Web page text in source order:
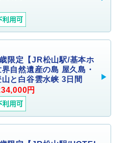
限定【JR松山駅/基本ホ
自然遺産の島 屋久島・
と白谷雲水峡 3日間
円